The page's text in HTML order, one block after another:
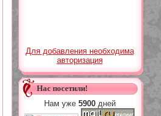
Для добавления необходима
авторизация
Нас посетили!
Нам уже 5900дней